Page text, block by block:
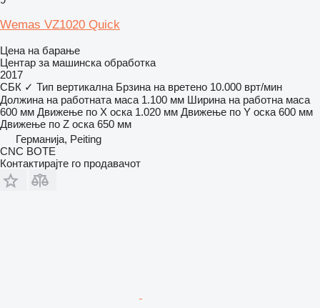
Wemas VZ1020 Quick
Цена на барање
Центар за машинска обработка
2017
СБК ✓ Тип вертикална Брзина на вретено 10.000 врт/мин
Должина на работната маса 1.100 мм Ширина на работна маса
600 мм Движење по Х оска 1.020 мм Движење по Y оска 600 мм
Движење по Z оска 650 мм
Германија, Peiting
CNC BOTE
Контактирајте го продавачот